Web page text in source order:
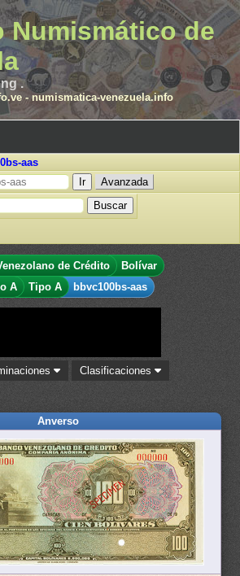
Numismático de
.
- numismatica-venezuela.info
aas
Avanzada
de Crédito
Bolívar
A Tipo A bbvc100bs-aas
Clasificaciones
Anverso